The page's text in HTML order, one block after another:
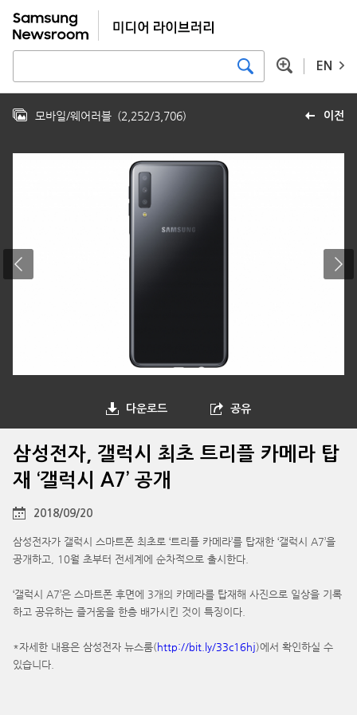
EN
이전
모바일/웨어러블 (2,252/3,706)
다운로드 공유
삼성전자, 갤럭시 최초 트리플 카메라 탑
재 ‘갤럭시 A7’ 공개
2018/09/20
삼성전자가 갤럭시 스마트폰 최초로 ‘트리플 카메라’를 탑재한 ‘갤럭시 A7’을
공개하고, 10월 초부터 전세계에 순차적으로 출시한다.
‘갤럭시 A7’은 스마트폰 후면에 3개의 카메라를 탑재해 사진으로 일상을 기록
하고 공유하는 즐거움을 한층 배가시킨 것이 특징이다.
*자세한 내용은 삼성전자 뉴스룸(http://bit.ly/33c16hj)에서 확인하실 수
있습니다.